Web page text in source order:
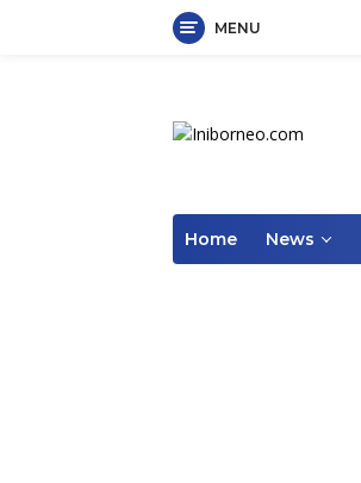
MENU
Home News